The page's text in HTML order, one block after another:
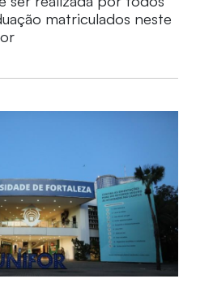
matriculados neste